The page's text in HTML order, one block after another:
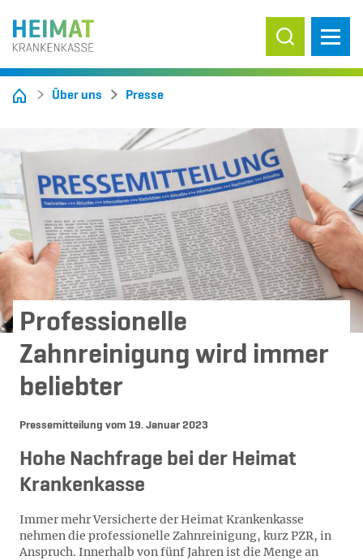
Suche ein-/
Über uns Presse
Professionelle
Zahnreinigung wird immer
beliebter
Pressemitteilung vom 19. Januar 2023
Hohe Nachfrage bei der Heimat
Krankenkasse
Immer mehr Versicherte der Heimat Krankenkasse
nehmen die professionelle Zahnreinigung, kurz PZR, in
Anspruch. Innerhalb von fünf Jahren ist die Menge an